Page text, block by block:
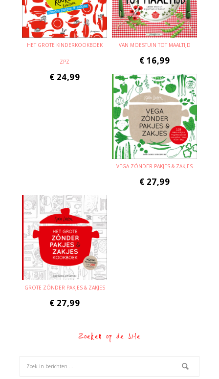
HET GROTE KINDERKOOKBOEK
ZPZ
€ 24,99
VAN MOESTUIN TOT MAALTIJD
€ 16,99
VEGA ZÓNDER PAKJES & ZAKJES
€ 27,99
GROTE ZÓNDER PAKJES & ZAKJES
€ 27,99
Zoeken op de site